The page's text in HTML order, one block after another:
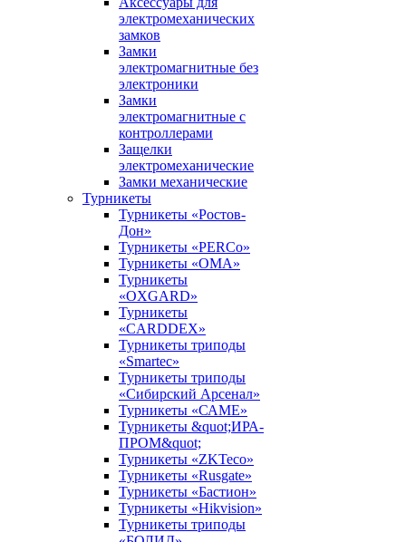
электромеханических
замков
Замки
электромагнитные без
электроники
Замки
электромагнитные с
контроллерами
Защелки
электромеханические
Замки механические
Турникеты
Турникеты «Ростов-
Дон»
Турникеты «PERCo»
Турникеты «ОМА»
Турникеты
«OXGARD»
Турникеты
«CARDDEX»
Турникеты триподы
«Smartec»
Турникеты триподы
«Сибирский Арсенал»
Турникеты «САМЕ»
Турникеты &quot;ИРА-
ПРОМ&quot;
Турникеты «ZKTeco»
Турникеты «Rusgate»
Турникеты «Бастион»
Турникеты «Hikvision»
Турникеты триподы